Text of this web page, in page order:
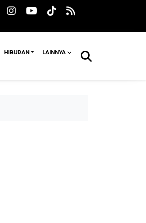
HIBURAN LAINNYA